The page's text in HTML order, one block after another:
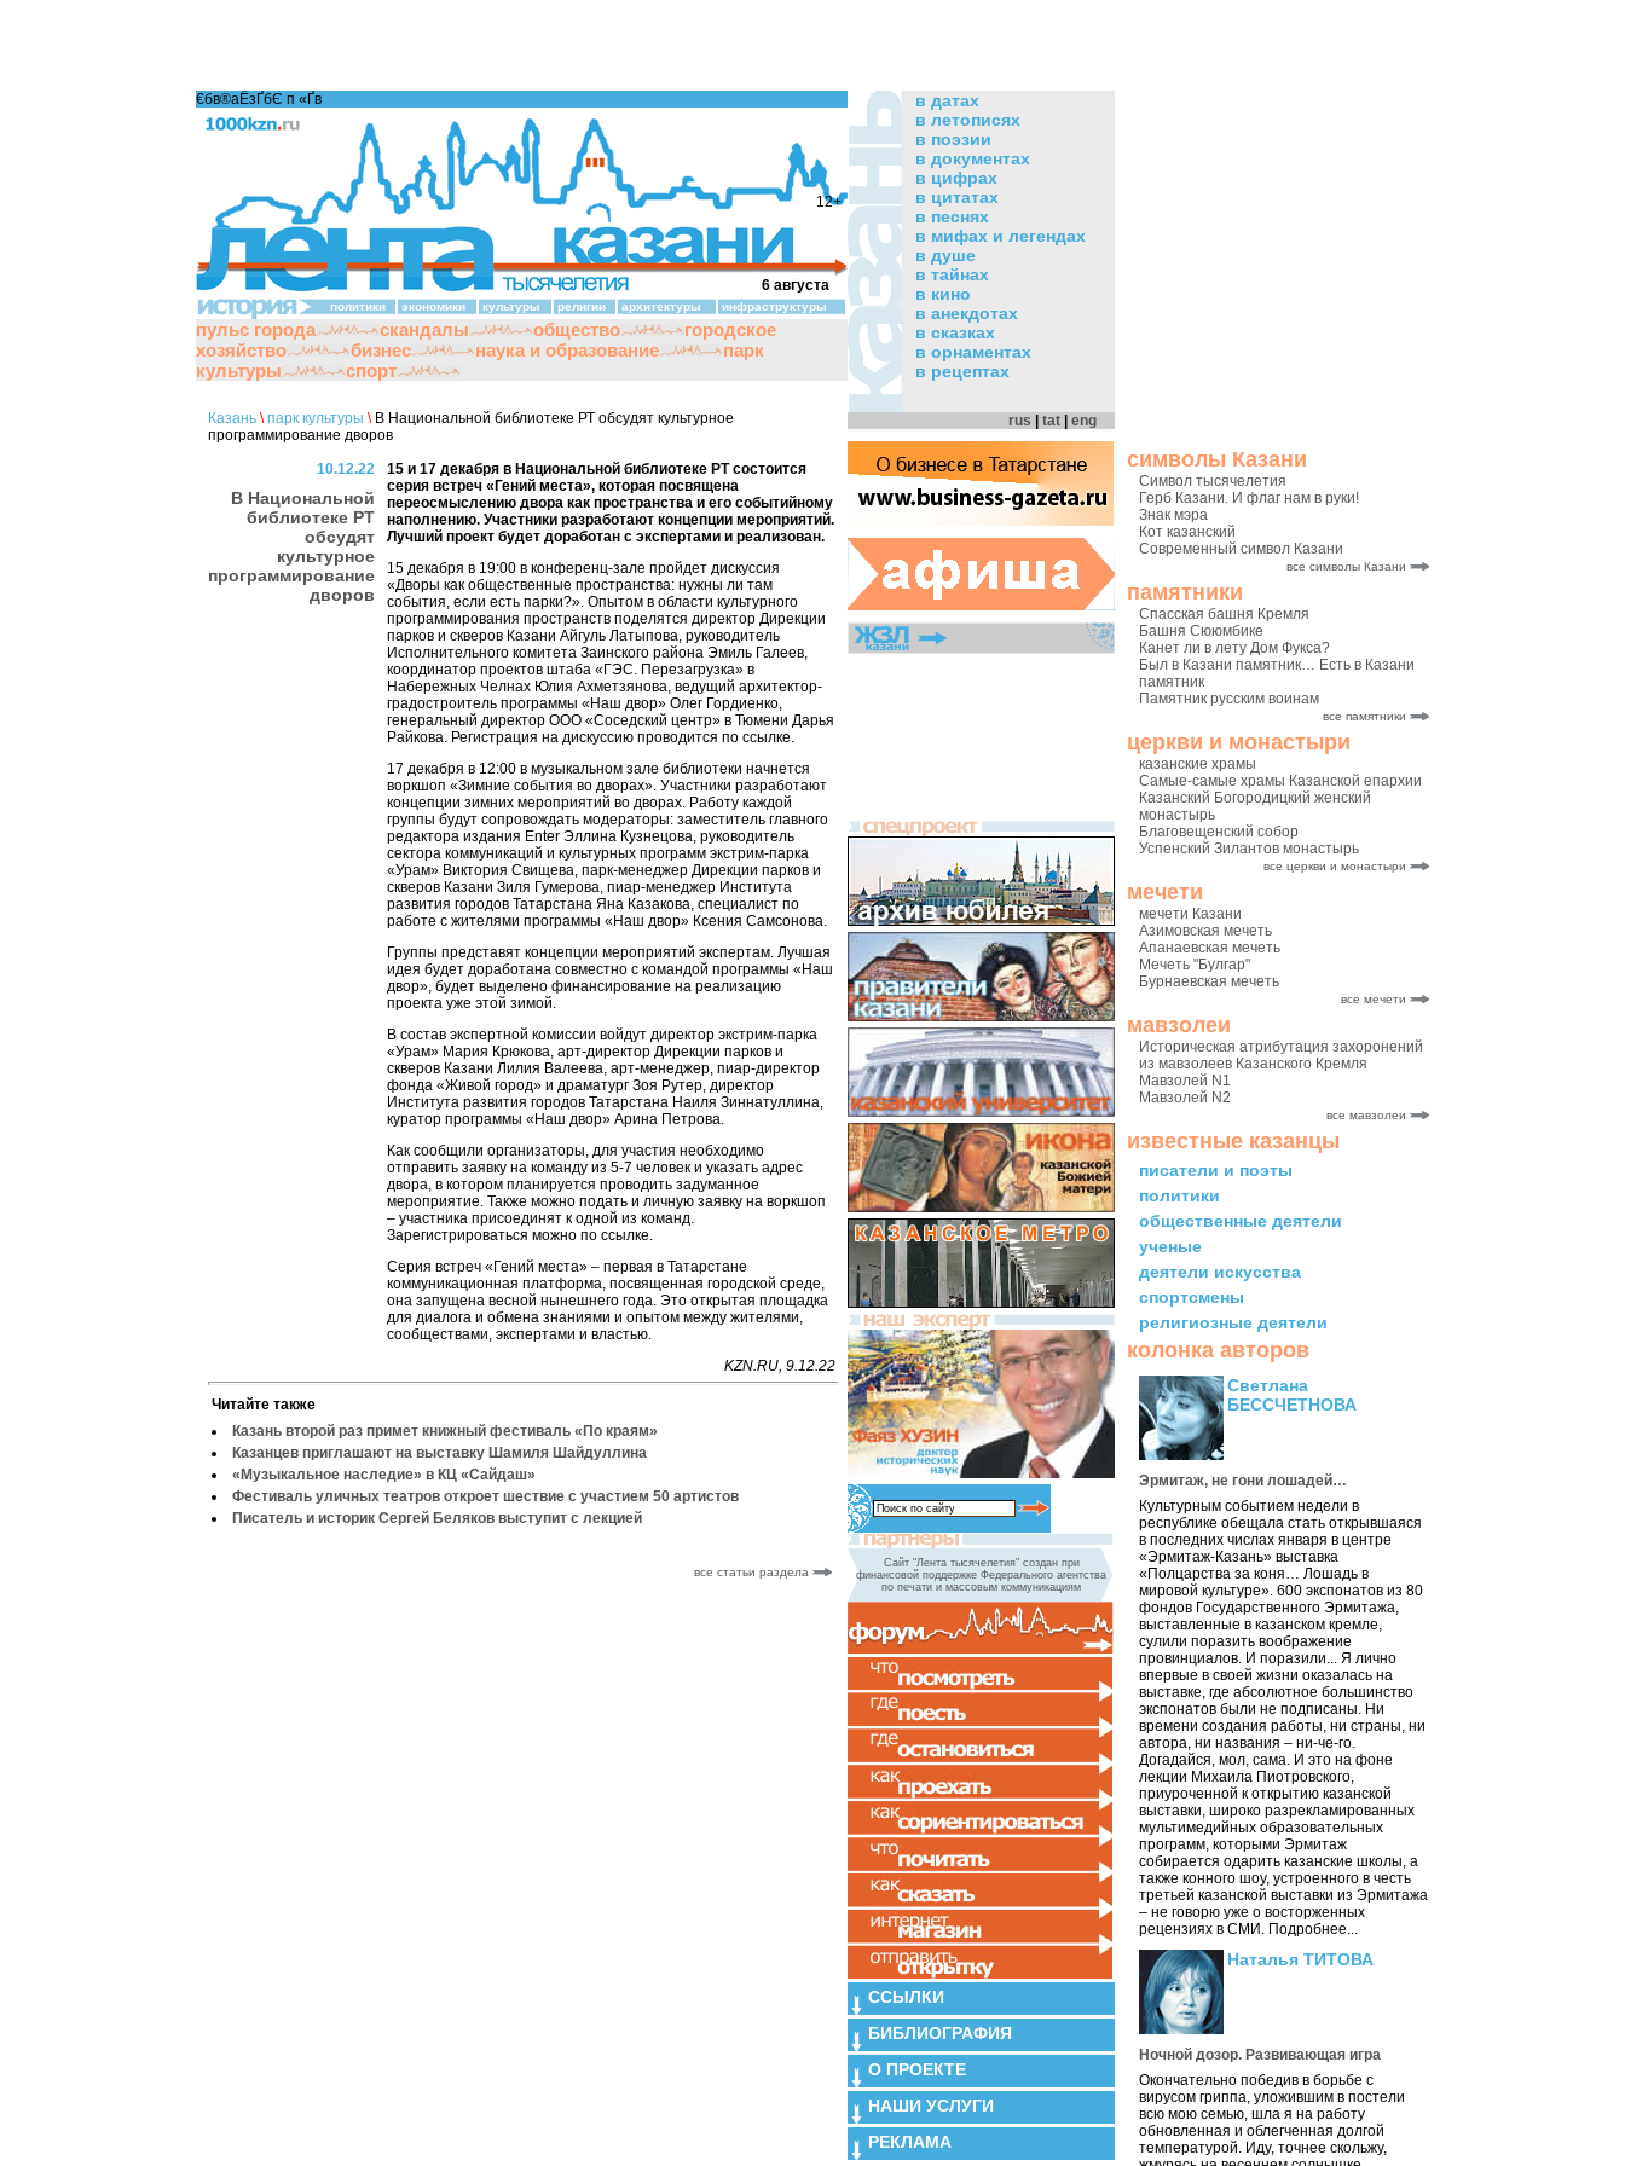
символы Казани
Символ тысячелетия
Герб Казани. И флаг нам в руки!
Знак мэра
Кот казанский
Современный символ Казани
все символы Казани
памятники
Спасская башня Кремля
Башня Сююмбике
Канет ли в лету Дом Фукса?
Был в Казани памятник… Есть в Казани
памятник
Памятник русским воинам
все памятники
церкви и монастыри
казанские храмы
Самые-самые храмы Казанской епархии
Казанский Богородицкий женский
монастырь
Благовещенский собор
Успенский Зилантов монастырь
все церкви и монастыри
мечети
мечети Казани
Азимовская мечеть
Апанаевская мечеть
Мечеть "Булгар"
Бурнаевская мечеть
все мечети
мавзолеи
Историческая атрибутация захоронений
из мавзолеев Казанского Кремля
Мавзолей N1
Мавзолей N2
все мавзолеи
известные казанцы
писатели и поэты
политики
общественные деятели
ученые
деятели искусства
спортсмены
религиозные деятели
колонка авторов
Светлана
БЕССЧЕТНОВА
Эрмитаж, не гони лошадей…
Культурным событием недели в
республике обещала стать открывшаяся
в последних числах января в центре
«Эрмитаж-Казань» выставка
«Полцарства за коня… Лошадь в
мировой культуре». 600 экспонатов из 80
фондов Государственного Эрмитажа,
выставленные в казанском кремле,
сулили поразить воображение
провинциалов. И поразили... Я лично
впервые в своей жизни оказалась на
выставке, где абсолютное большинство
экспонатов были не подписаны. Ни
времени создания работы, ни страны, ни
автора, ни названия – ни-че-го.
Догадайся, мол, сама. И это на фоне
лекции Михаила Пиотровского,
приуроченной к открытию казанской
выставки, широко разрекламированных
мультимедийных образовательных
программ, которыми Эрмитаж
собирается одарить казанские школы, а
также конного шоу, устроенного в честь
третьей казанской выставки из Эрмитажа
– не говорю уже о восторженных
рецензиях в СМИ. Подробнее...
Наталья ТИТОВА
Ночной дозор. Развивающая игра
Окончательно победив в борьбе с
вирусом гриппа, уложившим в постели
всю мою семью, шла я на работу
обновленная и облегченная долгой
температурой. Иду, точнее скольжу,
12+
€бв®аЁзҐбЄ п «Ґ­в
6 августа
политики экономики культуры религии архитектуры инфраструктуры
пульс города скандалы общество
городское
хозяйство
бизнес наука и образование
парк
культуры
спорт
Казань \ парк культуры \В Национальной библиотеке РТ обсудят культурное
программирование дворов
10.12.22
В Национальной
библиотеке РТ
обсудят
культурное
программирование
дворов
15 и 17 декабря в Национальной библиотеке РТ состоится
серия встреч «Гений места», которая посвящена
переосмыслению двора как пространства и его событийному
наполнению. Участники разработают концепции мероприятий.
Лучший проект будет доработан с экспертами и реализован.
15 декабря в 19:00 в конференц-зале пройдет дискуссия
«Дворы как общественные пространства: нужны ли там
события, если есть парки?». Опытом в области культурного
программирования пространств поделятся директор Дирекции
парков и скверов Казани Айгуль Латыпова, руководитель
Исполнительного комитета Заинского района Эмиль Галеев,
координатор проектов штаба «ГЭС. Перезагрузка» в
Набережных Челнах Юлия Ахметзянова, ведущий архитектор-
градостроитель программы «Наш двор» Олег Гордиенко,
генеральный директор ООО «Соседский центр» в Тюмени Дарья
Райкова. Регистрация на дискуссию проводится по ссылке.
17 декабря в 12:00 в музыкальном зале библиотеки начнется
воркшоп «Зимние события во дворах». Участники разработают
концепции зимних мероприятий во дворах. Работу каждой
группы будут сопровождать модераторы: заместитель главного
редактора издания Enter Эллина Кузнецова, руководитель
сектора коммуникаций и культурных программ экстрим-парка
«Урам» Виктория Свищева, парк-менеджер Дирекции парков и
скверов Казани Зиля Гумерова, пиар-менеджер Института
развития городов Татарстана Яна Казакова, специалист по
работе с жителями программы «Наш двор» Ксения Самсонова.
Группы представят концепции мероприятий экспертам. Лучшая
идея будет доработана совместно с командой программы «Наш
двор», будет выделено финансирование на реализацию
проекта уже этой зимой.
В состав экспертной комиссии войдут директор экстрим-парка
«Урам» Мария Крюкова, арт-директор Дирекции парков и
скверов Казани Лилия Валеева, арт-менеджер, пиар-директор
фонда «Живой город» и драматург Зоя Рутер, директор
Института развития городов Татарстана Наиля Зиннатуллина,
куратор программы «Наш двор» Арина Петрова.
Как сообщили организаторы, для участия необходимо
отправить заявку на команду из 5-7 человек и указать адрес
двора, в котором планируется проводить задуманное
мероприятие. Также можно подать и личную заявку на воркшоп
– участника присоединят к одной из команд.
Зарегистрироваться можно по ссылке.
Серия встреч «Гений места» – первая в Татарстане
коммуникационная платформа, посвященная городской среде,
она запущена весной нынешнего года. Это открытая площадка
для диалога и обмена знаниями и опытом между жителями,
сообществами, экспертами и властью.
KZN.RU, 9.12.22
Читайте также
Казань второй раз примет книжный фестиваль «По краям»
Казанцев приглашают на выставку Шамиля Шайдуллина
«Музыкальное наследие» в КЦ «Сайдаш»
Фестиваль уличных театров откроет шествие с участием 50 артистов
Писатель и историк Сергей Беляков выступит с лекцией
все статьи раздела
в датах
в летописях
в поэзии
в документах
в цифрах
в цитатах
в песнях
в мифах и легендах
в душе
в тайнах
в кино
в анекдотах
в сказках
в орнаментах
в рецептах
rus tat eng
Сайт "Лента тысячелетия" создан при
финансовой поддержке Федерального агентства
по печати и массовым коммуникациям
ССЫЛКИ
БИБЛИОГРАФИЯ
О ПРОЕКТЕ
НАШИ УСЛУГИ
РЕКЛАМА